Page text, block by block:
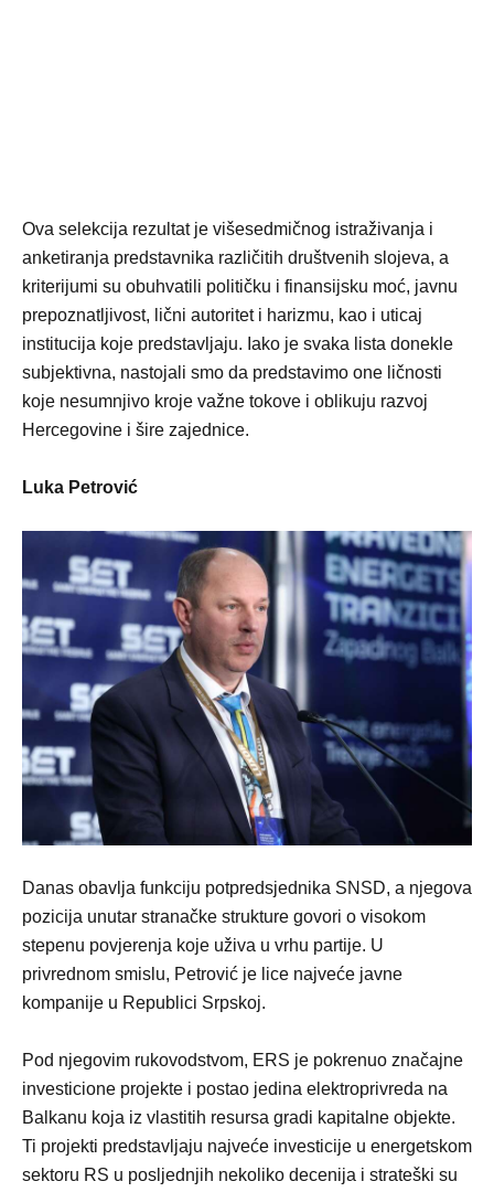
Ova selekcija rezultat je višesedmičnog istraživanja i
anketiranja predstavnika različitih društvenih slojeva, a
kriterijumi su obuhvatili političku i finansijsku moć, javnu
prepoznatljivost, lični autoritet i harizmu, kao i uticaj
institucija koje predstavljaju. Iako je svaka lista donekle
subjektivna, nastojali smo da predstavimo one ličnosti
koje nesumnjivo kroje važne tokove i oblikuju razvoj
Hercegovine i šire zajednice.
Luka Petrović
Danas obavlja funkciju potpredsjednika SNSD, a njegova
pozicija unutar stranačke strukture govori o visokom
stepenu povjerenja koje uživa u vrhu partije. U
privrednom smislu, Petrović je lice najveće javne
kompanije u Republici Srpskoj.
Pod njegovim rukovodstvom, ERS je pokrenuo značajne
investicione projekte i postao jedina elektroprivreda na
Balkanu koja iz vlastitih resursa gradi kapitalne objekte.
Ti projekti predstavljaju najveće investicije u energetskom
sektoru RS u posljednjih nekoliko decenija i strateški su